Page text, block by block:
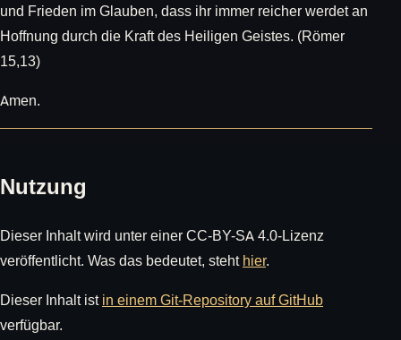
und Frieden im Glauben, dass ihr immer reicher werdet an
Hoffnung durch die Kraft des Heiligen Geistes. (Römer
15,13)
Amen.
Nutzung
Dieser Inhalt wird unter einer CC-BY-SA 4.0-Lizenz
veröffentlicht. Was das bedeutet, stehthier.
Dieser Inhalt istin einem Git-Repository auf GitHub
verfügbar.